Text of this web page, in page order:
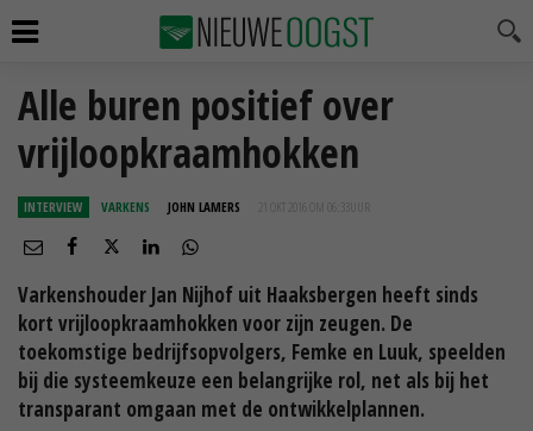
Alle buren positief over
vrijloopkraamhokken
INTERVIEW VARKENS JOHN LAMERS 21 OKT 2016 OM 06:33
Varkenshouder Jan Nijhof uit Haaksbergen heeft sinds
kort vrijloopkraamhokken voor zijn zeugen. De
toekomstige bedrijfsopvolgers, Femke en Luuk, speelden
bij die systeemkeuze een belangrijke rol, net als bij het
transparant omgaan met de ontwikkelplannen.